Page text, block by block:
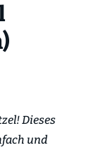
Dieses
und